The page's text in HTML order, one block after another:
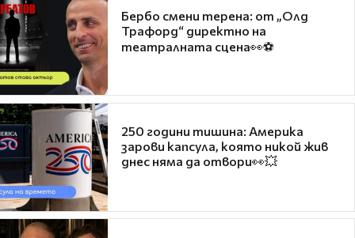
Бербо смени терена: от „Олд
Трафорд“ директно на
театралната сцена👀⚽
250 години тишина: Америка
зарови капсула, която никой жив
днес няма да отвори👀💥